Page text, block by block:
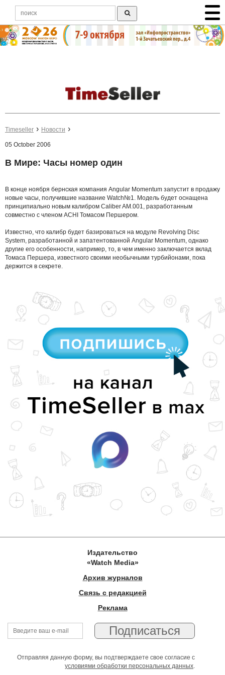
Timeseller Новости
05 October 2006
В Мире: Часы номер один
В конце ноября бернская компания Angular Momentum запустит в продажу
новые часы, получившие название Watch№1. Модель будет оснащена
принципиально новым калибром Caliber AM.001, разработанным
совместно с членом ACHI Томасом Першером.
Известно, что калибр будет базироваться на модуле Revolving Disc
System, разработанной и запатентованной Angular Momentum, однако
другие его особенности, например, то, в чем именно заключается вклад
Томаса Першера, известного своими необычными турбийонами, пока
держится в секрете.
Издательство
«Watch Media»
Архив журналов
Связь с редакцией
Реклама
Отправляя данную форму, вы подтверждаете свое согласие с
условиями обработки персональных данных.